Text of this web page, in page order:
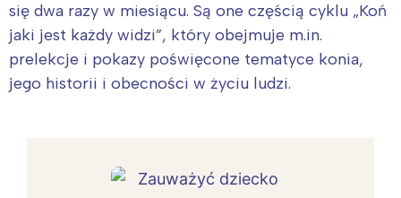
się dwa razy w miesiącu. Są one częścią cyklu „Koń
jaki jest każdy widzi”, który obejmuje m.in.
prelekcje i pokazy poświęcone tematyce konia,
jego historii i obecności w życiu ludzi.